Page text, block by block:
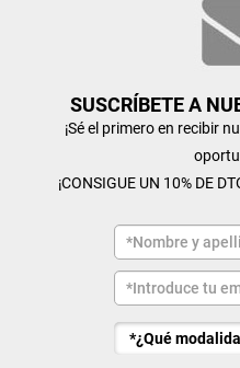
SUSCRÍBETE A
¡Sé el primero en recibir
¡CONSIGUE UN 10% DE